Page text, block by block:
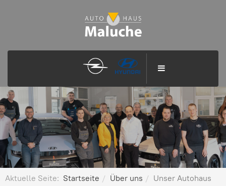
Aktuelle Seite: Startseite Über uns Unser Autohaus